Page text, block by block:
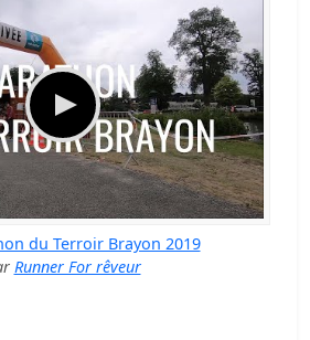
du Terroir Brayon 2019
Runner For rêveur